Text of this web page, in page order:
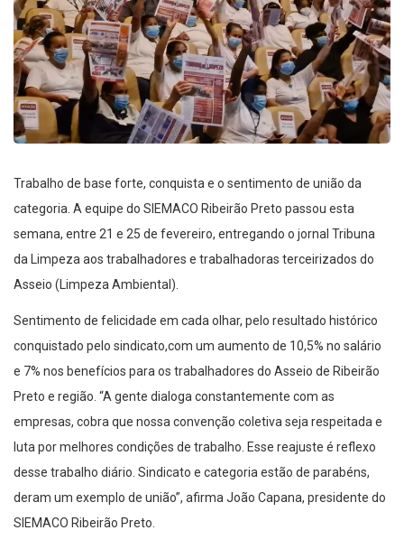
Trabalho de base forte, conquista e o sentimento de união da
categoria. A equipe do SIEMACO Ribeirão Preto passou esta
semana, entre 21 e 25 de fevereiro, entregando o jornal Tribuna
da Limpeza aos trabalhadores e trabalhadoras terceirizados do
Asseio (Limpeza Ambiental).
Sentimento de felicidade em cada olhar, pelo resultado histórico
conquistado pelo sindicato,com um aumento de 10,5% no salário
e 7% nos benefícios para os trabalhadores do Asseio de Ribeirão
Preto e região. “A gente dialoga constantemente com as
empresas, cobra que nossa convenção coletiva seja respeitada e
luta por melhores condições de trabalho. Esse reajuste é reflexo
desse trabalho diário. Sindicato e categoria estão de parabéns,
deram um exemplo de união”, afirma João Capana, presidente do
SIEMACO Ribeirão Preto.